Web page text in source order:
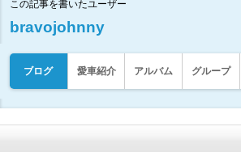
この記事を書いたユーザー
bravojohnny
ブログ 愛車紹介 アルバム グループ